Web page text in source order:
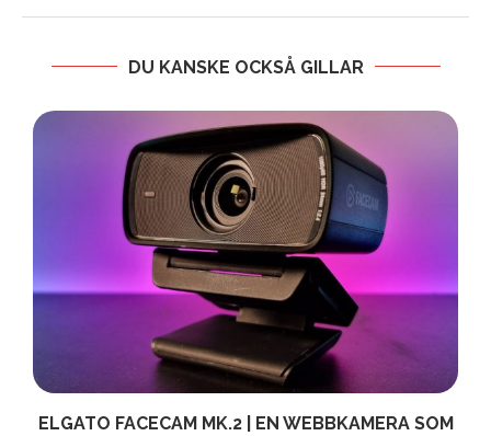
DU KANSKE OCKSÅ GILLAR
ELGATO FACECAM MK.2 | EN WEBBKAMERA SOM